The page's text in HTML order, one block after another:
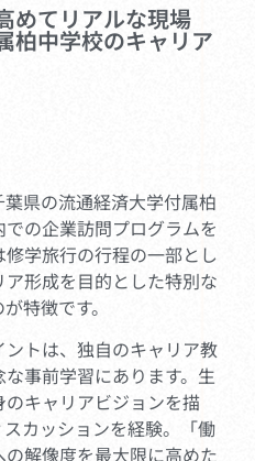
めてリアルな現場
柏中学校のキャリア
県の流通経済大学付属柏
の企業訪問プログラムを
学旅行の行程の一部とし
形成を目的とした特別な
特徴です。
トは、独自のキャリア教
事前学習にあります。生
キャリアビジョンを描
カッションを経験。「働
解像度を最大限に高めた